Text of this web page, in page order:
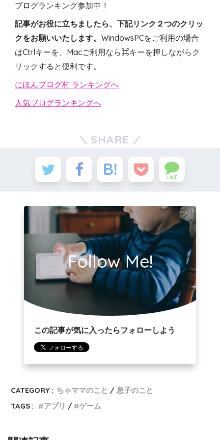
ブログランキング参加中！
記事がお役に立ちましたら、下記リンク２つのクリッ
クをお願いいたします。 WindowsPCをご利用の場合
はCtrlキーを、Macご利用なら⌘キーを押しながらク
リックすると便利です。
にほんブログ村 ランキングへ
人気ブログランキングへ
SHARE
LINE
Follow Me!
この記事が気に入ったらフォローしよう
CATEGORY : ちゃママのこと
息子のこと
TAGS :
アプリ ゲーム